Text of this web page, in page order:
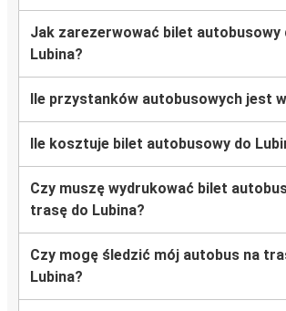
Katowice
Port lotniczy Warszawa
Zielona Góra
Lubin
Kołobrzeg
Lubin
Szczecin
Jak zarezerwować bilet autobusowy
Lubina?
Ile przystanków autobusowych jest
Ile kosztuje bilet autobusowy do
Czy muszę wydrukować bilet
trasę do Lubina?
Czy mogę śledzić mój autobus na
Lubina?